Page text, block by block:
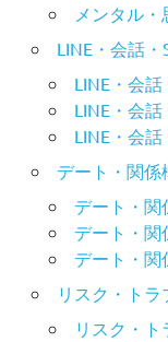
メンタル・
LINE・会話・
LINE・会話
LINE・会話
LINE・会話
デート・関係
デート・関
デート・関
デート・関
リスク・トラ
リスク・ト